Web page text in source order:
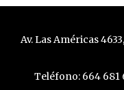
Av. Las Américas
Teléfono: 664 681